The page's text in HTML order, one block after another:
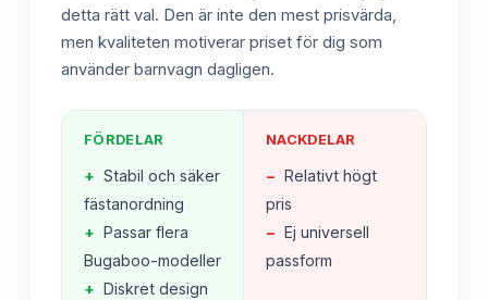
detta rätt val. Den är inte den mest prisvärda,
men kvaliteten motiverar priset för dig som
använder barnvagn dagligen.
FÖRDELAR
+ Stabil och säker
fästanordning
+ Passar flera
Bugaboo-modeller
+ Diskret design
NACKDELAR
− Relativt högt
pris
− Ej universell
passform